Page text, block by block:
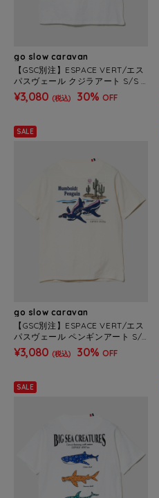
go slow caravan
【GSC別注】ESPACE VERT/エス
パスヴェール クジラアート S/S T
EE (MENS)
¥3,080 (税込) 30% OFF
SALE
go slow caravan
【GSC別注】ESPACE VERT/エス
パスヴェール ペンギンアート S/S
TEE (MENS)
¥3,080 (税込) 30% OFF
SALE